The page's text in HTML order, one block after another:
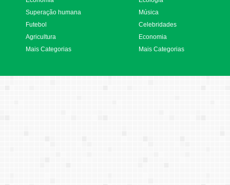
Superação humana
Futebol
Agricultura
Mais Categorias
Música
Celebridades
Economia
Mais Categorias